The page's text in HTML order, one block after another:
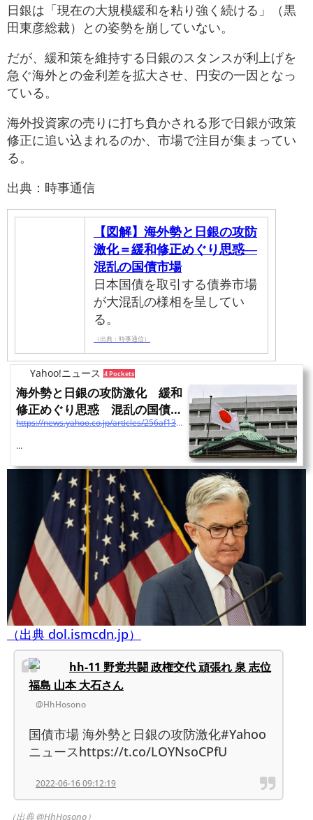
日銀は「現在の大規模緩和を粘り強く続ける」（黒
田東彦総裁）との姿勢を崩していない。
だが、緩和策を維持する日銀のスタンスが利上げを
急ぐ海外との金利差を拡大させ、円安の一因となっ
ている。
海外投資家の売りに打ち負かされる形で日銀が政策
修正に追い込まれるのか、市場で注目が集まってい
る。
出典：時事通信
【図解】海外勢と日銀の攻防
激化＝緩和修正めぐり思惑―
混乱の国債市場
日本国債を取引する債券市場
が大混乱の様相を呈してい
る。
（出典：時事通信）
Yahoo!ニュース 4 Pockets
海外勢と日銀の攻防激化 緩和
修正めぐり思惑 混乱の国債市
場（時事通信） - Yaho...
https://news.yahoo.co.jp/articles/256af13dbfa5041c45270f6b4f14f1c5b6730fae
...
（出典 dol.ismcdn.jp）
hh-11 野党共闘 政権交代 頑張れ 泉 志位
福島 山本 大石さん
@HhHosono
国債市場 海外勢と日銀の攻防激化#Yahoo
ニュースhttps://t.co/LOYNsoCPfU
2022-06-16 09:12:19
（出典 @HhHosono）